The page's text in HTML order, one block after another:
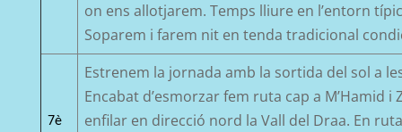
on ens allotjarem. Temps lliure en l’entorn
Soparem i farem nit en tenda tradicional
7è
Estrenem la jornada amb la sortida del sol a
Encabatd’esmorzar fem ruta cap a M’Hamid i
enfilar en direcció nord la Vall del Draa. En